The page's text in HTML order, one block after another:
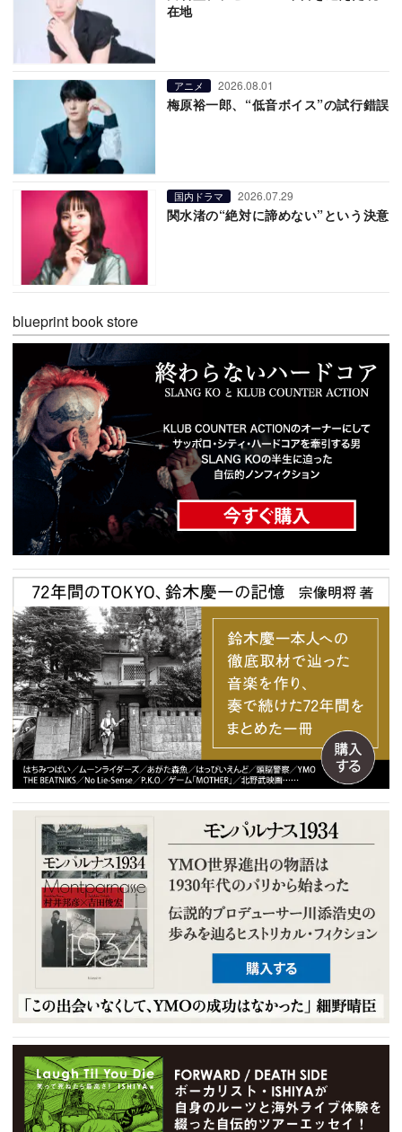
在地
アニメ 2026.08.01
梅原裕一郎、“低音ボイス”の試行錯誤
国内ドラマ 2026.07.29
関水渚の“絶対に諦めない”という決意
blueprint book store